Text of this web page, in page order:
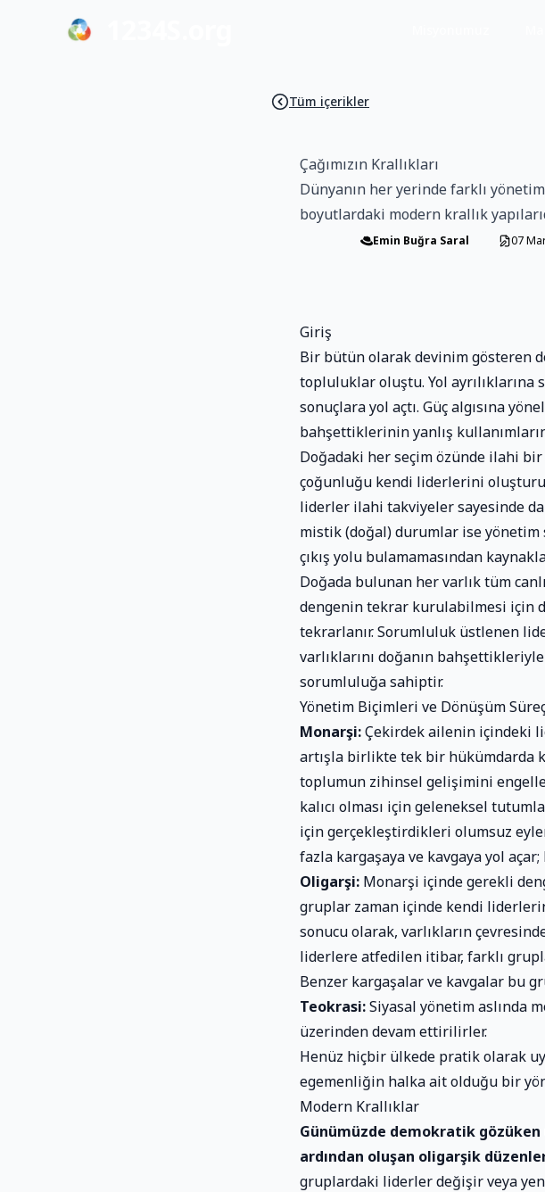
Tüm içerikler
Çağımızın Krallıkları
Dünyanın her yerinde farklı
boyutlardaki modern krallık
Emin Buğra Saral 07
Giriş
Bir bütün olarak devinim gösteren
topluluklar oluştu. Yol
sonuçlara yol açtı. Güç algısına
bahşettiklerinin yanlış
Doğadaki her seçim özünde ilahi
çoğunluğu kendi liderlerini
liderler ilahi takviyeler sayesinde
mistik (doğal) durumlar ise
çıkış yolu bulamamasından
Doğada bulunan her varlık tüm
dengenin tekrar kurulabilmesi için
tekrarlanır. Sorumluluk üstlenen
varlıklarını doğanın
sorumluluğa sahiptir.
Yönetim Biçimleri ve Dönüşüm
Monarşi:Çekirdek ailenin içindeki
artışla birlikte tek bir hükümdarda
toplumun zihinsel gelişimini
kalıcı olması için geleneksel
için gerçekleştirdikleri olumsuz
fazla kargaşaya ve kavgaya yol
Oligarşi: Monarşi içinde gerekli
gruplar zaman içinde kendi
sonucu olarak, varlıkların
liderlere atfedilen itibar, farklı
Benzer kargaşalar ve kavgalar bu
Teokrasi:Siyasal yönetim aslında
üzerinden devam ettirilirler.
Henüz hiçbir ülkede pratik olarak
egemenliğin halka ait olduğu bir
Modern Krallıklar
Günümüzde demokratik gözüken
ardından oluşan oligarşik
gruplardaki liderler değişir veya